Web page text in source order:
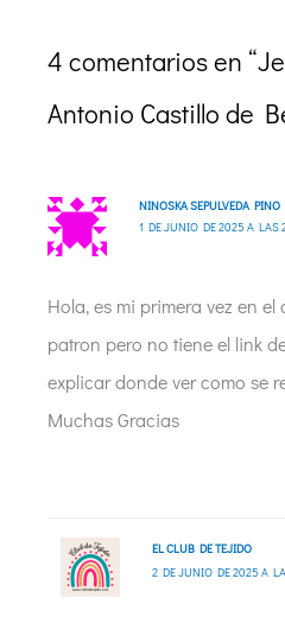
4 comentarios en
Antonio Castillo de
NINOSKA SEPULVEDA PINO
1 DE JUNIO DE 2025 A LAS
Hola, es mi primera vez en
patron pero no tiene el link
explicar donde ver como se
Muchas Gracias
EL CLUB DE TEJIDO
2 DE JUNIO DE 2025 A